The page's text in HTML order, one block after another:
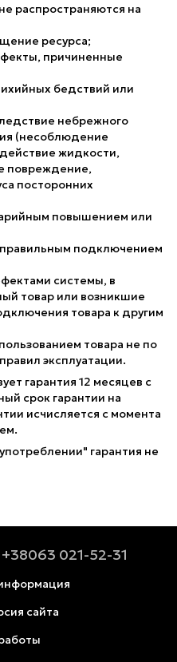
распространяются на
ресурса;
причиненные
бедствий или
небрежного
(несоблюдение
жидкости,
повреждение,
посторонних
повышением или
подключением
системы, в
товар или возникшие
товара к другим
товара не по
эксплуатации.
гарантия 12 месяцев с
срок гарантии на
исчисляется с момента
гарантия не
+38063 021-52-31
сайта